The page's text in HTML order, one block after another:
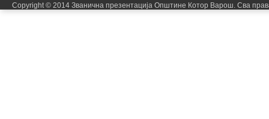
Copyright © 2014 Званична презентација Општине Котор Варош. Сва